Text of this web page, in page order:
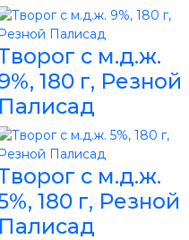
с м.д.ж.
180 г, Резной
с м.д.ж.
180 г, Резной